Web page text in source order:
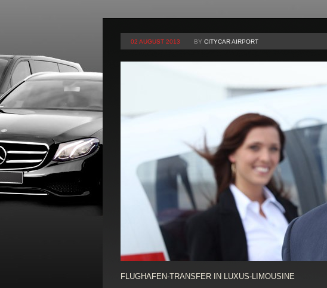
02 AUGUST 2013 BY CITYCAR AIRPORT
FLUGHAFEN-TRANSFER IN LUXUS-LIMOUSINE